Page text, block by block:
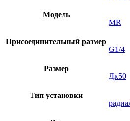
Модель
MR
Присоединительный размер
G1/4
Размер
Дк50
Тип установки